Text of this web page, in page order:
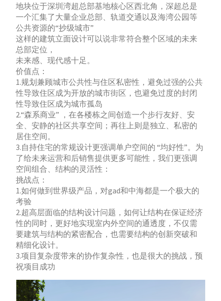
地块位于深圳湾超总部基地核心区西北角，深超总是
一个汇集了大量企业总部、轨道交通以及海湾公园等
公共资源的“抄级城市”
这样的建筑立面设计可以说非常符合整个区域的未来
总部定位，
未来感、现代感十足。
价值点：
1.规划兼顾城市公共性与住区私密性，避免过强的公共
性导致住区成为开放的城市街区，也避免过度的封闭
性导致住区成为城市孤岛
2.“森系商业” ，在各楼栋之间创造一个步行友好、安
全、安静的社区共享空间；再往上则是独立、私密的
居住空间。
3.自持住宅的常规设计更强调单户空间的 “均好性”。为
了给未来运营和后销售提供更多可能性，我们更强调
空间组合、结构的灵活性：
挑战点：
1.如何做到世界级产品，对gad和中海都是一个极大的
考验
2.超高层面临的结构设计问题，如何让结构在保证经济
性的同时，更好地实现室内外空间的通透度，不仅需
要建筑与结构的紧密配合，也需要结构的创新突破和
精细化设计。
3.项目复杂度带来的协作复杂性，也是很大的挑战，预
祝项目成功